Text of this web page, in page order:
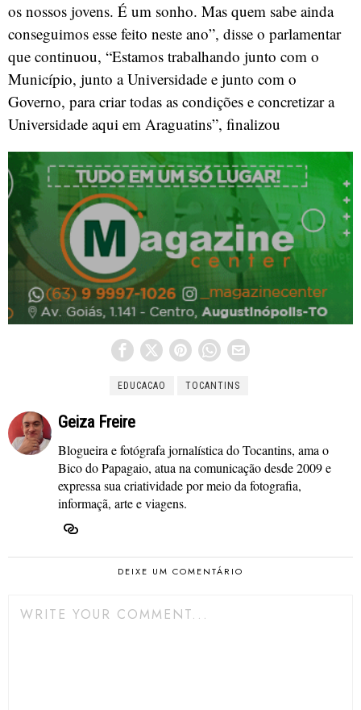
os nossos jovens. É um sonho. Mas quem sabe ainda
conseguimos esse feito neste ano”, disse o parlamentar
que continuou, “Estamos trabalhando junto com o
Município, junto a Universidade e junto com o
Governo, para criar todas as condições e concretizar a
Universidade aqui em Araguatins”, finalizou
EDUCACAO TOCANTINS
Geiza Freire
Blogueira e fotógrafa jornalística do Tocantins, ama o
Bico do Papagaio, atua na comunicação desde 2009 e
expressa sua criatividade por meio da fotografia,
informaçã, arte e viagens.
DEIXE UM COMENTÁRIO